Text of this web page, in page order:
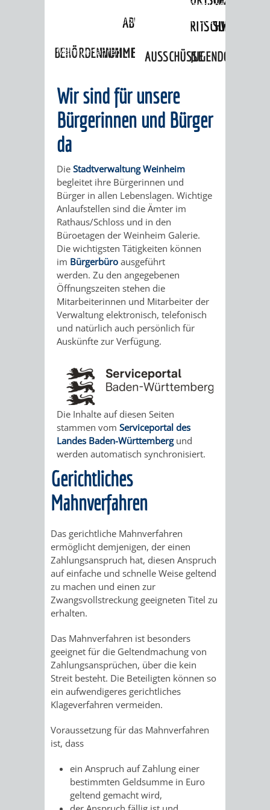
ABWASSERBESEITIGUNG
BEHÖRDENNUMMER
FAMILIEN
UND
KINDER
UND
JUGENDLICHE
SENIOREN
BETREUUNG
UND
PFLEGE
FREIZEITANGEBOTE
BERATUNG
UND
HILFE
MENSCHEN
MIT
MENSCHEN
MIT
MIGRANTEN
/
FLÜCHTLINGE
BAUHERREN
BAUHERRENBERATUNG
GRUNDSTÜCKSWERTERMITTLUNG
DENKMALSCHUTZ
AUFGABEN
DER
UNTEREN
DENKMALSCHUTZBEHÖRDE
STEUERVORTEILE
SATZUNGEN
IM
BEREICH
DENKMALSCHUTZ
DES
OFFENEN
DENKMALS
VERKAUF
STÄDTISCHER
BAUPLÄTZE
VERKAUF
STÄDTISCHER
HÄUSER
LIEGENSCHAFTEN
ABWASSERBESEITIGUNG
ERSCHLIESSUNGSBEITRAG
ANTRAGSVERFAHREN
VERMIETE
DOCH
RITSCHWEIER
SULZBACH
AUSSCHÜSSE
BEIRÄTE
FÜR
TECHNIK,
UMWELT
UND
STADTENTWICKLUNG
BERATUNGSERGEBNISSE
KINDER-
UND
JUGENDBEIRAT
TAGESORDNUNG
/
SITZUNGSUNTERLAGEN
UMLEGUNGSAUSSCHUSS
BERATENDE
AUSSCHÜSSE
/
STADTRECHT
RATHAUS
/
DEZERNATE
AMT
FÜR
BAURECHT
DENKMALSCHUTZ
AMT
FÜR
BILDUNG
STABSSTELLE
Gläubiger und
Gläubiger
Vorgehen des
Mahnverfahren
Wir sind für unsere
Bürgerinnen und Bürger
da
Die Stadtverwaltung Weinheim
begleitet ihre Bürgerinnen und
Bürger in allen Lebenslagen. Wichtige
Anlaufstellen sind die Ämter im
Rathaus/Schloss und in den
Büroetagen der Weinheim Galerie.
Die wichtigsten Tätigkeiten können
im Bürgerbüro ausgeführt
werden. Zu den angegebenen
Öffnungszeiten stehen die
Mitarbeiterinnen und Mitarbeiter der
Verwaltung elektronisch, telefonisch
und natürlich auch persönlich für
Auskünfte zur Verfügung.
Die Inhalte auf diesen Seiten
stammen vom Serviceportal des
Landes Baden-Württembergund
werden automatisch synchronisiert.
Gerichtliches
Mahnverfahren
Das gerichtliche Mahnverfahren
ermöglicht demjenigen, der einen
Zahlungsanspruch hat, diesen Anspruch
auf einfache und schnelle Weise geltend
zu machen und einen zur
Zwangsvollstreckung geeigneten Titel zu
erhalten.
Das Mahnverfahren ist besonders
geeignet für die Geltendmachung von
Zahlungsansprüchen, über die kein
Streit besteht. Die Beteiligten können so
ein aufwendigeres gerichtliches
Klageverfahren vermeiden.
Voraussetzung für das Mahnverfahren
ist, dass
ein Anspruch auf Zahlung einer
bestimmten Geldsumme in Euro
geltend gemacht wird,